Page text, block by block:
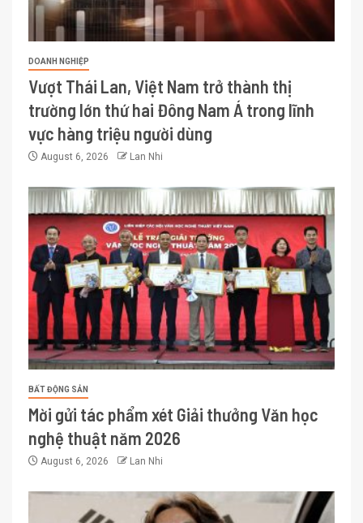
DOANH NGHIỆP
Vượt Thái Lan, Việt Nam trở thành thị
trường lớn thứ hai Đông Nam Á trong lĩnh
vực hàng triệu người dùng
August 6, 2026 Lan Nhi
BẤT ĐỘNG SẢN
Mời gửi tác phẩm xét Giải thưởng Văn học
nghệ thuật năm 2026
August 6, 2026 Lan Nhi